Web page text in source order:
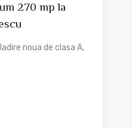
270 mp la
noua de clasa A,